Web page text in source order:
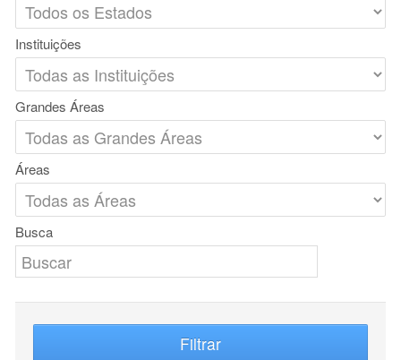
Instituições
Grandes Áreas
Áreas
Busca
Filtrar